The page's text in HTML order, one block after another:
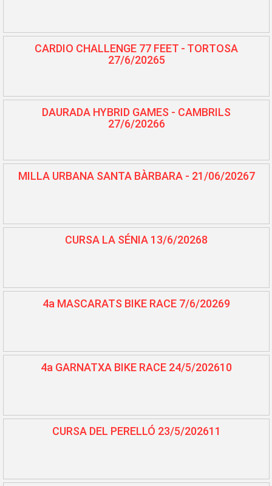
CARDIO CHALLENGE 77 FEET - TORTOSA
27/6/20265
DAURADA HYBRID GAMES - CAMBRILS
27/6/20266
MILLA URBANA SANTA BÀRBARA - 21/06/20267
CURSA LA SÉNIA 13/6/20268
4a MASCARATS BIKE RACE 7/6/20269
4a GARNATXA BIKE RACE 24/5/202610
CURSA DEL PERELLÓ 23/5/202611